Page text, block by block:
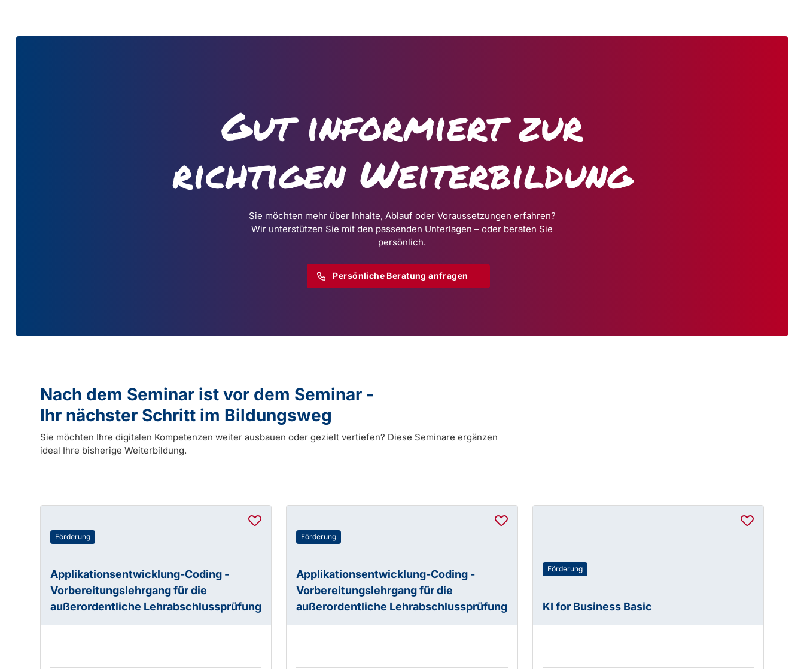
Gut informiert zur
richtigen Weiterbildung
Sie möchten mehr über Inhalte, Ablauf oder Voraussetzungen erfahren?
Wir unterstützen Sie mit den passenden Unterlagen – oder beraten Sie
persönlich.
Persönliche Beratung anfragen
Nach dem Seminar ist vor dem Seminar -
Ihr nächster Schritt im Bildungsweg
Sie möchten Ihre digitalen Kompetenzen weiter ausbauen oder gezielt vertiefen? Diese Seminare ergänzen
ideal Ihre bisherige Weiterbildung.
Förderung
Applikationsentwicklung-Coding -
Vorbereitungslehrgang für die
außerordentliche Lehrabschlussprüfung
Förderung
Applikationsentwicklung-Coding -
Vorbereitungslehrgang für die
außerordentliche Lehrabschlussprüfung
Förderung
KI for Business Basic